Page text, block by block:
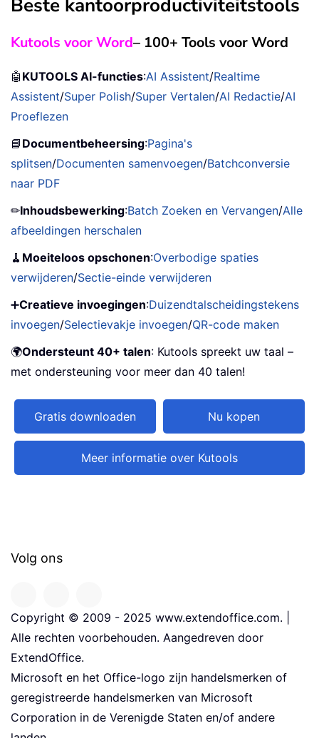
Beste kantoorproductiviteitstools
Kutools voor Word– 100+ Tools voor Word
🤖 KUTOOLS AI-functies:AI Assistent/Realtime
Assistent/Super Polish/Super Vertalen/AI Redactie/AI
Proeflezen
📘 Documentbeheersing:Pagina's
splitsen/Documenten samenvoegen/Batchconversie
naar PDF
✏Inhoudsbewerking:Batch Zoeken en Vervangen/Alle
afbeeldingen herschalen
🧹 Moeiteloos opschonen:Overbodige spaties
verwijderen/Sectie-einde verwijderen
➕Creatieve invoegingen:Duizendtalscheidingstekens
invoegen/Selectievakje invoegen/QR-code maken
🌍Ondersteunt 40+ talen: Kutools spreekt uw taal –
met ondersteuning voor meer dan 40 talen!
Gratis downloaden Nu kopen
Meer informatie over Kutools
Volg ons
Copyright © 2009 - 2025 www.extendoffice.com. |
Alle rechten voorbehouden. Aangedreven door
ExtendOffice.
Microsoft en het Office-logo zijn handelsmerken of
geregistreerde handelsmerken van Microsoft
Corporation in de Verenigde Staten en/of andere